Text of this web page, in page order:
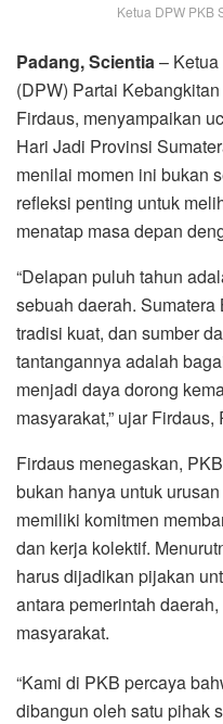
Ketua DPW PKB
Padang, Scientia–
(DPW) Partai
Firdaus, menyampaikan
Hari Jadi Provinsi
menilai momen ini bukan
refleksi penting untuk
menatap masa depan
“Delapan puluh tahun
sebuah daerah.
tradisi kuat, dan sumber
tantangannya adalah
menjadi daya dorong
masyarakat,” ujar Firdaus,
Firdaus menegaskan,
bukan hanya untuk
memiliki komitmen
dan kerja kolektif.
harus dijadikan pijakan
antara pemerintah
masyarakat.
“Kami di PKB percaya
dibangun oleh satu pihak